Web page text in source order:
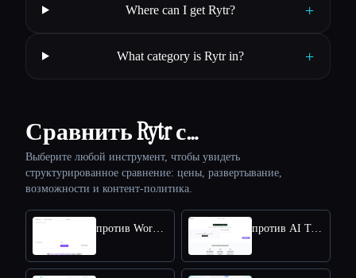
Where can I get Rytr? +
What category is Rytr in? +
Сравнить Rytr с…
Выберите любой инструмент, чтобы увидеть
структурированное сравнение: цены, развертывание,
возможности и контент-политика.
против AI Text Summarizer